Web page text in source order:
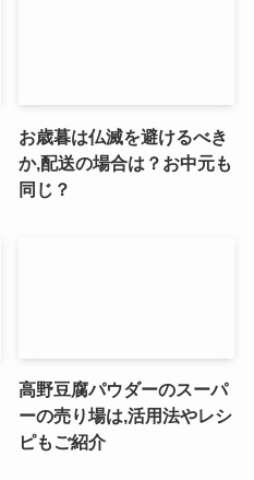
お歳暮は仏滅を避けるべき
か,配送の場合は？お中元も
同じ？
高野豆腐パウダーのスーパ
ーの売り場は,活用法やレシ
ピもご紹介